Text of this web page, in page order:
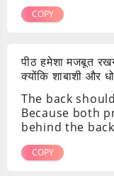
COPY
पीठ हमेशा मजबूत
क्योंकि शाबाशी और
The back
Because both
behind the
COPY